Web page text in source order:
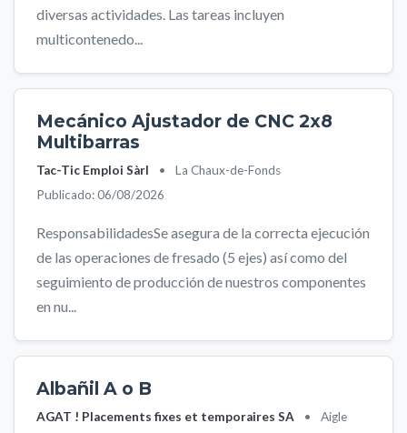
diversas actividades. Las tareas incluyen
multicontenedo...
Mecánico Ajustador de CNC 2x8
Multibarras
Tac-Tic Emploi Sàrl •
La Chaux-de-Fonds
Publicado: 06/08/2026
ResponsabilidadesSe asegura de la correcta ejecución
de las operaciones de fresado (5 ejes) así como del
seguimiento de producción de nuestros componentes
en nu...
Albañil A o B
AGAT ! Placements fixes et temporaires SA •
Aigle